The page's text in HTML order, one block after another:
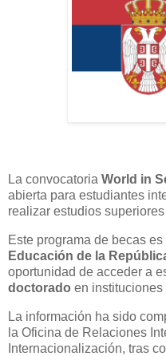
La convocatoria World in
abierta para estudiantes
realizar estudios
Este programa de becas
Educación de la
oportunidad de acceder a
doctorado en
La información ha sido
la Oficina de Relaciones
Internacionalización, tras